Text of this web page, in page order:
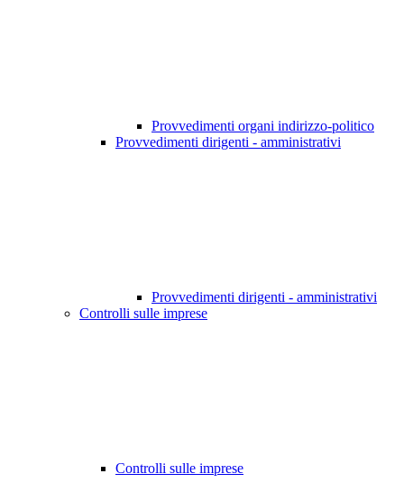
Provvedimenti organi indirizzo-politico
Provvedimenti dirigenti - amministrativi
Provvedimenti dirigenti - amministrativi
Controlli sulle imprese
Controlli sulle imprese